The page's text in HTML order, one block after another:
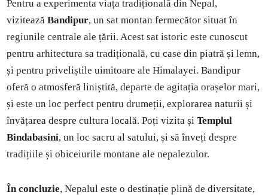
Pentru a experimenta viața tradițională din Nepal,
viziteazăBandipur, un sat montan fermecător situat în
regiunile centrale ale țării. Acest sat istoric este cunoscut
pentru arhitectura sa tradițională, cu case din piatră și lemn,
și pentru priveliștile uimitoare ale Himalayei. Bandipur
oferă o atmosferă liniștită, departe de agitația orașelor mari,
și este un loc perfect pentru drumeții, explorarea naturii și
învățarea despre cultura locală. Poți vizita șiTemplul
Bindabasini, un loc sacru al satului, și să înveți despre
tradițiile și obiceiurile montane ale nepalezulor.
În concluzie, Nepalul este o destinație plină de diversitate,